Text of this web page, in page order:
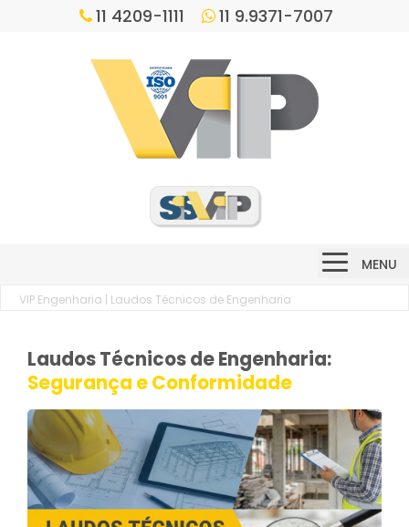
11 4209-1111 11 9.9371-7007
MENU
VIP Engenharia | Laudos Técnicos de Engenharia
Laudos Técnicos de Engenharia:
Segurança e Conformidade